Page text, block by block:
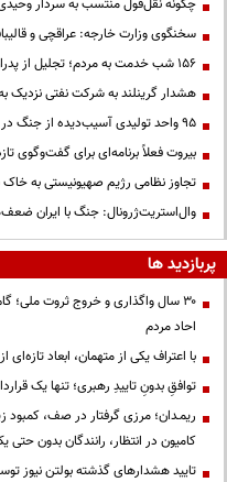
چگونه نقل‌قول منتسب به سردار وحیدی
سخنگوی وزارت خارجه: عراقچی و
۱۵۶ شب خدمت به مردم؛ تجلیل از پدران شهدای مدافع حرم در موکب شهدای رزکان
هشدار گرینلند به شرکت نفتی نزدیک
95 واحد تولیدی آسیب‌دیده از جنگ در تهران به چرخه تولید بازگشتند
بیروت فعلاً برنامه‌ای برای گفت‌وگوی
تجاوز نظامی رژیم صهیونیستی به خاک
وال‌استریت‌ژرونال: جنگ با ایران
پربازدید ها
۳۰ سال واگذاری و خروج ثروت ملی؛
احاد مردم
با اعتراف یکی از متهمان، ابعاد
توافقِ بدونِ تاییدِ رهبری؛ تنها یک
کامیون در انتظار، رانندگان بدون
تایید هشدارهای گذشته بولتن